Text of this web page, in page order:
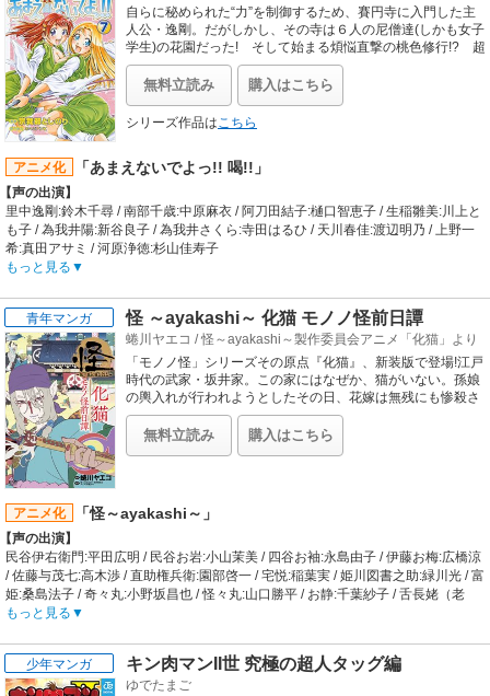
ることを知る吾郎。だが、野球部のキャプテンをつとめる小森が苦労しているの
を見ながら、吾郎はなぜか野球部ではなくサッカー部に入る。その理由と
は……！？結局、小森たちと野球をやることになった吾郎は、幼なじみ・寿也と
意外な形で再会。シリーズの前半は、吾郎と寿也の対決を軸（じく）に、物語が
展開してきます。そして、中学を卒業した吾郎と寿也は、一緒に野球の名門・海
堂（かいどう）高校へ入学。そこで出会った野球部の仲間たちと互いに切磋琢磨
（せっさたくま）し、チームワークをはぐくみながら、甲子園出場を目指しま
す。
【制作会社】
スタジオ雲雀
【スタッフ情報】
原作:満田拓也
監督:カサヰケンイチ
シリーズ構成:土屋理敬 / 脚本:土屋理敬、静谷伊佐夫、吉岡たかを、中村能子 / キ
ャラクターデザイン:大貫健一、宇佐美皓一 / 美術監督:徳田俊之 / 撮影監督:佐藤太
プロデューサー:光延青児 / 制作統括:鈴木現、松本寿子
【音楽】
OP:ロードオブメジャー「さらば碧き面影」 / ED1:MAY「WONDERLAND」 /
ED2:ザ・ルーズドッグス「しょぼい顔すんなよベイベー」
自らに秘められた“力”を制御するため、賽円寺に入門した主
人公・逸剛。だがしかし、その寺は６人の尼僧達(しかも女子
学生)の花園だった! そして始まる煩悩直撃の桃色修行!? 超
人気&超｢バチアタリラブコメ、待望のリリース!!
無料立読み 購入はこちら
シリーズ作品は こちら
アニメ化 「あまえないでよっ!! 喝!!」
【声の出演】
里中逸剛:鈴木千尋 / 南部千歳:中原麻衣 / 阿刀田結子:樋口智恵子 / 生稲雛美:川上と
も子 / 為我井陽:新谷良子 / 為我井さくら:寺田はるひ / 天川春佳:渡辺明乃 / 上野一
希:真田アサミ / 河原浄徳:杉山佳寿子
【あらすじ】
たちと共に修業をする里中逸剛。普段の法力は今ひとつだが、「煩悩」によって
絶大な法力を覚醒させるという僧にあるまじきチカラを持っていた。 そんな逸剛
と個性的な少女たちの悪霊祓い＆修行生活は、いつも大騒ぎ。謎の美少女、上野
一希（かずさの かずき）も現れ、あの手この手のお色気作戦で逸剛を覚醒させよ
うとして……。覚醒（い）くべきか、覚醒（い）かざるべきか、どうする逸剛!?
【制作会社】
スタジオディーン
【スタッフ情報】
原作:ボヘミアンK、宗我部としのり
監督:元永慶太郎
シリーズ構成:上江洲誠 / 脚本:上江洲誠、木村暢、根元歳三、高田直樹 / キャラク
ターデザイン:堀井久美 / 音響監督:蝦名恭範 / 音響制作:ダックスプロダクション /
音楽:岩崎文紀
【音楽】
OP:あまえ隊っ!!「あまえないでよっ!!」 / ED:千歳（中原麻衣）「Lonesome
Traveler」
もっと見る
青年マンガ 怪 ～ayakashi～ 化猫 モノノ怪前日譚
蜷川ヤエコ /怪～ayakashi～製作委員会アニメ「化猫」より
「モノノ怪」シリーズその原点『化猫』、新装版で登場!江戸
時代の武家・坂井家。この家にはなぜか、猫がいない。孫娘
の輿入れが行われようとしたその日、花嫁は無残にも惨殺さ
れる。次々と起こる怪死事件。屋敷に居合わせた、謎の薬売
りは告げる。これは化猫の仕業だと…。はじまりの物語『化
無料立読み 購入はこちら
アニメ化 「怪～ayakashi～」
【声の出演】
民谷伊右衛門:平田広明 / 民谷お岩:小山茉美 / 四谷お袖:永島由子 / 伊藤お梅:広橋涼
/ 佐藤与茂七:高木渉 / 直助権兵衛:園部啓一 / 宅悦:稲葉実 / 姫川図書之助:緑川光 / 富
姫:桑島法子 / 奇々丸:小野坂昌也 / 怪々丸:山口勝平 / お静:千葉紗子 / 舌長姥（老
婆）:真山亜子 / 桔梗:鎌田梢 / 荻:坂元奈月 / 葛:吉倉万里 / 女郎花:鹿野優以 / 撫子:樹
村直樹 / 男（薬売り）:櫻井孝宏 / 坂井伊顕:佐々木誠二 / 坂井水江:沢海陽子 / 坂井
真央:鎌田梢 / 坂井伊國:龍田直樹 / 坂井伊行:大塚周夫 / 勝山:島香裕 / 笹岡:竹本英史
/ 小田島:稲田徹 / さと:日野由利加 / 加世:ゆかな / 弥平:鈴木清信 / 門番:藤本たかひ
もっと見る
少年マンガ キン肉マンII世 究極の超人タッグ編
ゆでたまご